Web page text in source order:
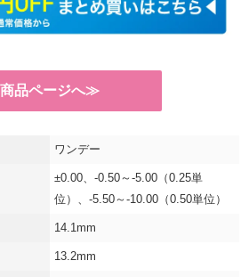
商品ページへ≫
ワンデー
±0.00、-0.50～-5.00（0.25単
位）、-5.50～-10.00（0.50単位）
14.1mm
13.2mm